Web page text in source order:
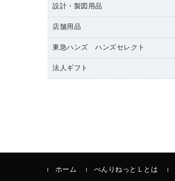
プレゼン用ファイル
ファイルボックス
パイプ式ファイル
その他ファイル
カードケース
マーキングペン（油性）
マーキングペン（水性）
ボールペン（油性）
備品／小物ケース
透明テープ 事務用
電話台
液体のり
印章用品
介護用品
医療関連用品
工事関連用品
設計・製図用品
設計・製図用品
店舗用品
店舗運営用品
陳列什器
紙手提げ袋
ＰＯＰ用品
東急ハンズ ハンズセレクト
東急ハンズ
法人ギフト
ホーム べんりねっとＬとは